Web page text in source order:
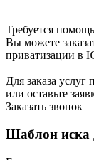
Требуется
Вы можете
приватизации в
Для заказа
или оставьте
Заказать звонок
Шаблон иска